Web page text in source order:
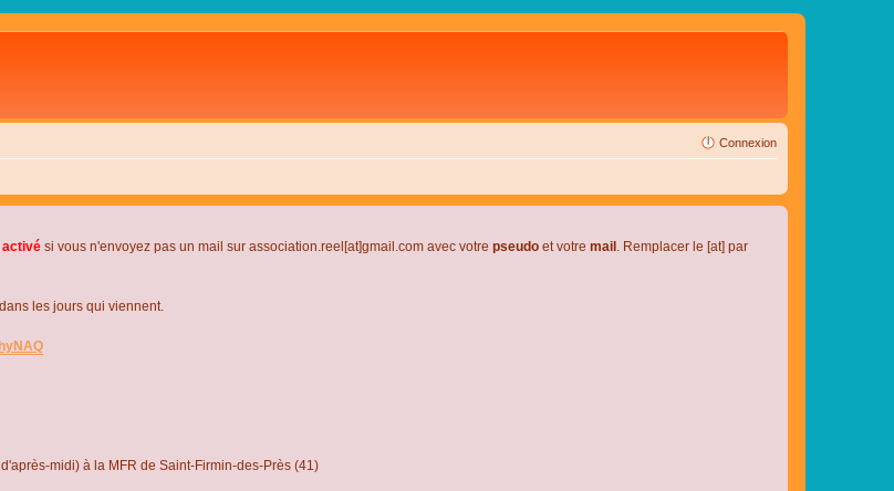
Connexion
activé si vous n'envoyez pas un mail sur association.reel[at]gmail.com avec votre pseudo et votre mail . Remplacer le [at] par
les jours qui viennent.
midi) à la MFR de Saint-Firmin-des-Près (41)